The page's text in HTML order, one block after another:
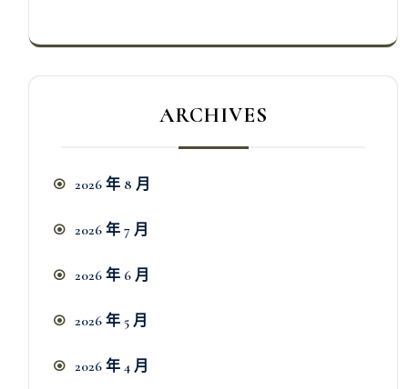
ARCHIVES
2026 年 8 月
2026 年 7 月
2026 年 6 月
2026 年 5 月
2026 年 4 月